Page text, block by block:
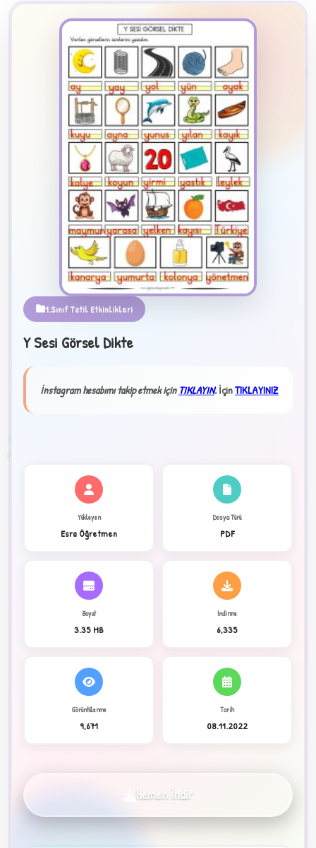
2
✦
1.Sınıf Tatil Etkinlikleri
Y Sesi Görsel Dikte
İnstagram hesabımı takip etmek içinTIKLAYIN.İçinTIKLAYINIZ
Yükleyen
Esra Öğretmen
Dosya Türü
PDF
Boyut
3.35 MB
İndirme
6,335
Görüntülenme
9,671
Tarih
08.11.2022
Hemen İndir
★